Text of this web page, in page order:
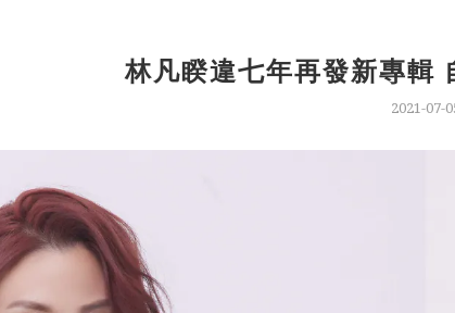
林凡睽違七年再發新專輯
2021-07-